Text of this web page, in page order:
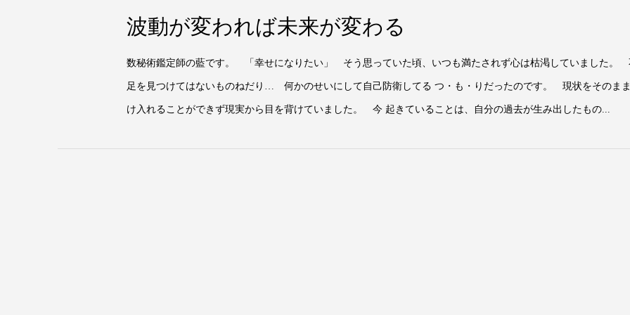
波動が変われば未来が変わる
数秘術鑑定師の藍です。 「幸せになりたい」 そう思っていた頃、いつも満たされず心は枯渇していました。
足を見つけてはないものねだり… 何かのせいにして自己防衛してる つ・も・りだったのです。 現状をそのま
け入れることができず現実から目を背けていました。 今 起きていることは、自分の過去が生み出したもの...